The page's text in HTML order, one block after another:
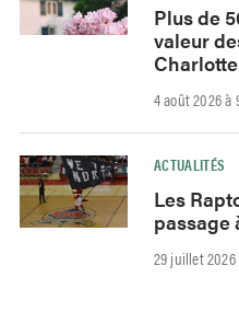
Plus de
valeur
4 août 2026 à
ACTUALITÉS
Les
passage
29 juillet 2026